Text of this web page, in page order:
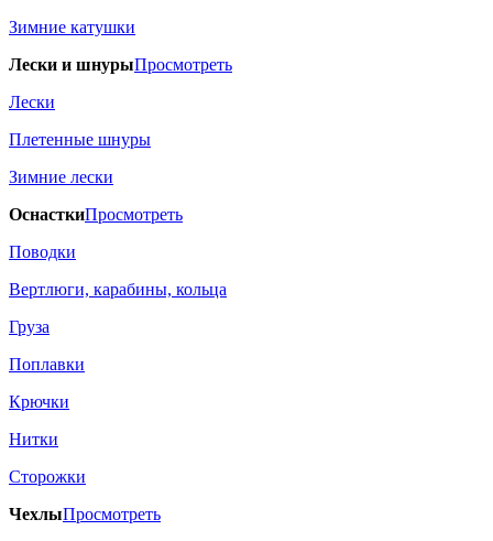
Зимние катушки
Лески и шнурыПросмотреть
Лески
Плетенные шнуры
Зимние лески
ОснасткиПросмотреть
Поводки
Вертлюги, карабины, кольца
Груза
Поплавки
Крючки
Нитки
Сторожки
ЧехлыПросмотреть